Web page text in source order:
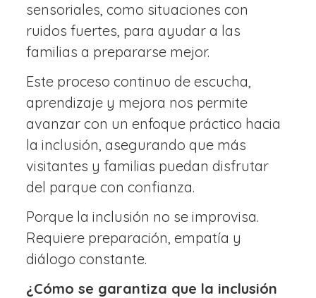
sensoriales, como situaciones con
ruidos fuertes, para ayudar a las
familias a prepararse mejor.
Este proceso continuo de escucha,
aprendizaje y mejora nos permite
avanzar con un enfoque práctico hacia
la inclusión, asegurando que más
visitantes y familias puedan disfrutar
del parque con confianza.
Porque la inclusión no se improvisa.
Requiere preparación, empatía y
diálogo constante.
¿Cómo se garantiza que la inclusión